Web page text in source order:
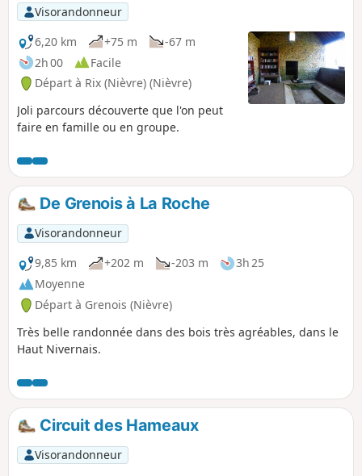
Visorandonneur
6,20 km
+75 m
-67 m
2h 00
Facile
Départ à Rix (Nièvre) (Nièvre)
Joli parcours découverte que l'on peut
faire en famille ou en groupe.
De Grenois à La Roche
Visorandonneur
9,85 km
+202 m -203 m
3h 25
Moyenne
Départ à Grenois (Nièvre)
Très belle randonnée dans des bois très agréables, dans le
Haut Nivernais.
Circuit des Hameaux
Visorandonneur